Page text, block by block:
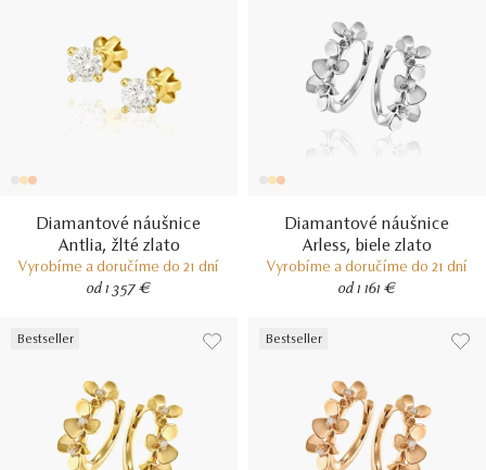
Diamantové náušnice
Antlia, žlté zlato
Vyrobíme a doručíme do 21 dní
od 1 357 €
Diamantové náušnice
Arless, biele zlato
Vyrobíme a doručíme do 21 dní
od 1 161 €
Bestseller Bestseller